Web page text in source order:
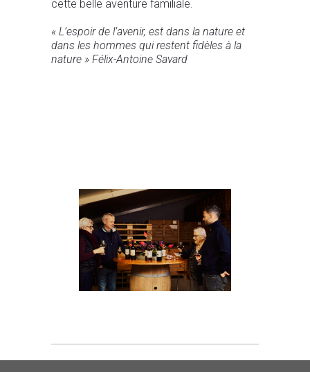
cette belle aventure familiale.
« L’espoir de l’avenir, est dans la nature et
dans les hommes qui restent fidèles à la
nature » Félix-Antoine Savard